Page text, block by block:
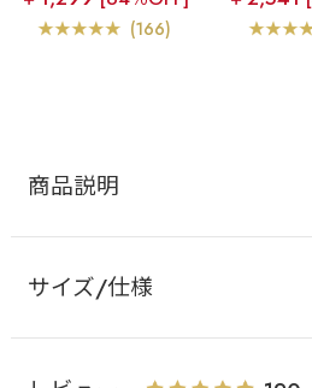
(166)
ヤー
商品説明
サイズ/仕様